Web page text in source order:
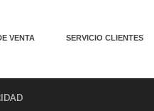
VENTA SERVICIO CLIENTES